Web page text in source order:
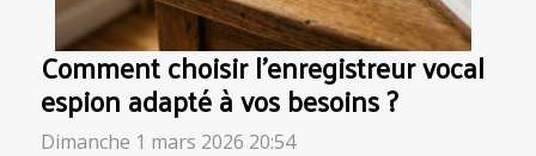
Comment choisir l'enregistreur vocal
espion adapté à vos besoins ?
Dimanche 1 mars 2026 20:54